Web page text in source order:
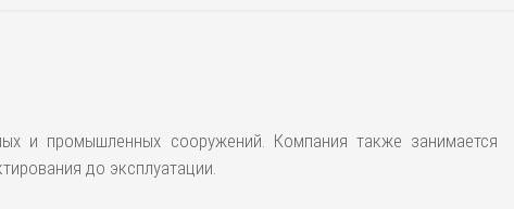
и промышленных сооружений. Компания также занимается
до эксплуатации.